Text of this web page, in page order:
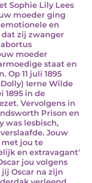
Sophie Lily Lees
moeder ging
en
zij zwanger
moeder
staat en
Op 11 juli 1895
Ierne Wilde
1895 in de
Vervolgens in
Prison en
was lesbisch,
Jouw
met jou te
en extravagant'
jou volgens
Oscar na zijn